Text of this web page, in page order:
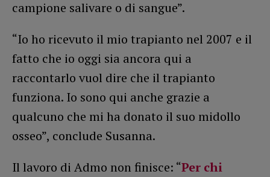
campione salivare o di sangue”.
“Io ho ricevuto il mio trapianto nel 2007 e il
fatto che io oggi sia ancora qui a
raccontarlo vuol dire che il trapianto
funziona. Io sono qui anche grazie a
qualcuno che mi ha donato il suo midollo
osseo”, conclude Susanna.
Il lavoro di Admo non finisce: “Per chi